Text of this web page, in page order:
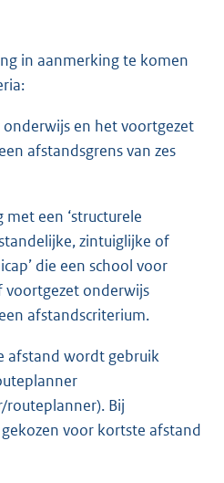
in aanmerking te komen
en het voortgezet
afstandsgrens van zes
een ‘structurele
zintuiglijke of
die een school voor
voortgezet onderwijs
afstandscriterium.
afstand wordt gebruik
Bij
voor kortste afstand